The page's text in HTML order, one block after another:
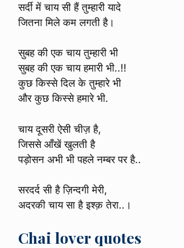
सर्दी में चाय सी हैं तुम्हारी यादे
जितना मिले कम लगती है।
सुबह की एक चाय तुम्हारी भी
सुबह की एक चाय हमारी भी..!!
कुछ किस्से दिल के तुम्हारे भी
और कुछ किस्से हमारे भी.
चाय दूसरी ऐसी चीज़ है,
जिससे आँखें खुलती है
पड़ोसन अभी भी पहले नम्बर पर है..
सरदर्द सी है ज़िन्दगी मेरी,
अदरकी चाय सा है इश्क़ तेरा..।
Chai lover quotes